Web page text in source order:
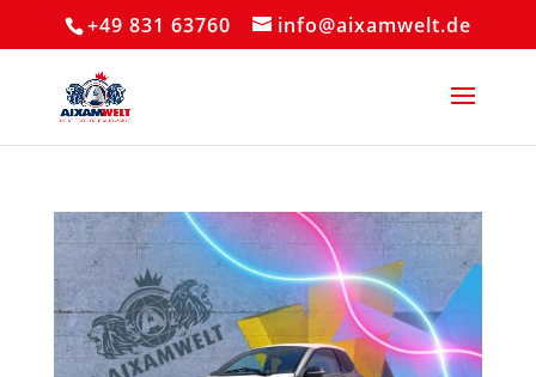
+49 831 63760 info@aixamwelt.de